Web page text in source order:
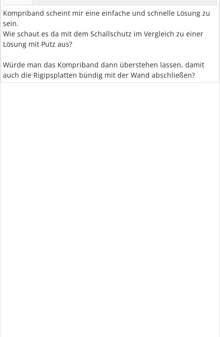
Kompriband scheint mir eine einfache und schnelle Lösung zu
sein.
Wie schaut es da mit dem Schallschutz im Vergleich zu einer
Lösung mit Putz aus?
Würde man das Kompriband dann überstehen lassen, damit
auch die Rigipsplatten bündig mit der Wand abschließen?